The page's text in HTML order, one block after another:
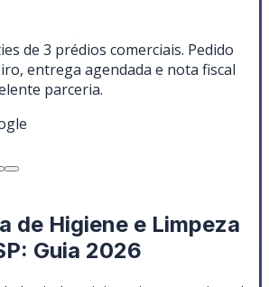
de 3 prédios comerciais. Pedido
entrega agendada e nota fiscal
parceria.
de Higiene e Limpeza
Guia 2026